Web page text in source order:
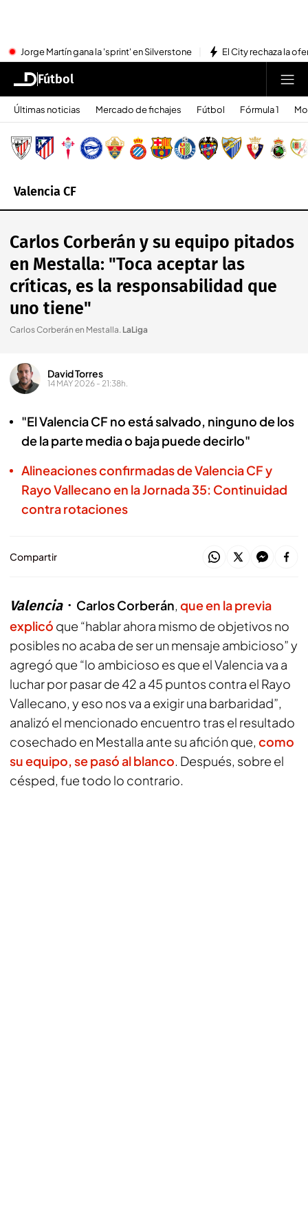
Jorge Martín gana la 'sprint' en Silverstone El City rechaza la
Fútbol
Últimas noticias Mercado de fichajes Fútbol Fórmula 1
Valencia CF
Carlos Corberán y su equipo pitados
en Mestalla: "Toca aceptar las
críticas, es la responsabilidad que
uno tiene"
Carlos Corberán en Mestalla. LaLiga
David Torres
14 MAY 2026 - 21:38h.
"El Valencia CF no está salvado, ninguno de los
de la parte media o baja puede decirlo"
Alineaciones confirmadas de Valencia CF y
Rayo Vallecano en la Jornada 35: Continuidad
contra rotaciones
Compartir
Valencia Carlos Corberán, que en la previa
explicó que “hablar ahora mismo de objetivos no
posibles no acaba de ser un mensaje ambicioso” y
agregó que “lo ambicioso es que el Valencia va a
luchar por pasar de 42 a 45 puntos contra el Rayo
Vallecano, y eso nos va a exigir una barbaridad”,
analizó el mencionado encuentro tras el resultado
cosechado en Mestalla ante su afición que, como
su equipo, se pasó al blanco. Después, sobre el
césped, fue todo lo contrario.